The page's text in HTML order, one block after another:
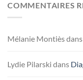
COMMENTAIRES
Mélanie Montièsdans
Lydie Pilarski dans